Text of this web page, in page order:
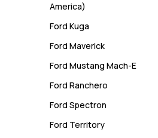
America)
Ford Kuga
Ford Maverick
Ford Mustang Mach-E
Ford Ranchero
Ford Spectron
Ford Territory